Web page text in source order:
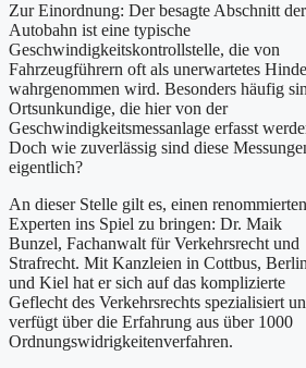
Zur Einordnung: Der besagte Abschnitt der
Autobahn ist eine typische
Geschwindigkeitskontrollstelle, die von
Fahrzeugführern oft als unerwartetes
wahrgenommen wird. Besonders häufig
Ortsunkundige, die hier von der
Geschwindigkeitsmessanlage erfasst
Doch wie zuverlässig sind diese
eigentlich?
An dieser Stelle gilt es, einen renommierten
Experten ins Spiel zu bringen: Dr. Maik
Bunzel, Fachanwalt für Verkehrsrecht und
Strafrecht. Mit Kanzleien in Cottbus, Berlin
und Kiel hat er sich auf das komplizierte
Geflecht des Verkehrsrechts spezialisiert
verfügt über die Erfahrung aus über 1000
Ordnungswidrigkeitenverfahren.